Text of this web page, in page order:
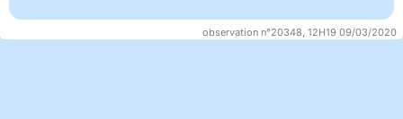
observation n°20348, 12H19 09/03/2020